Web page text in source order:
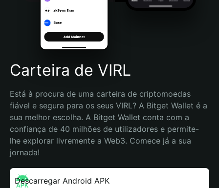
Português (Brasil)
Español (Argentina)
Carteira de VIRL
Está à procura de uma carteira de criptomoedas
fiável e segura para os seus VIRL? A Bitget Wallet é a
sua melhor escolha. A Bitget Wallet conta com a
confiança de 40 milhões de utilizadores e permite-
lhe explorar livremente a Web3. Comece já a sua
jornada!
Descarregar Android APK